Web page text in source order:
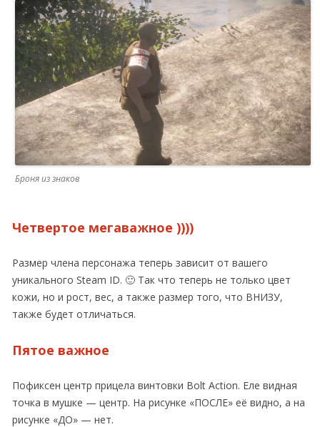
Броня из знаков
Четвертое мегаважное ))))
Размер члена персонажа теперь зависит от вашего
уникального Steam ID. 🙂 Так что теперь не только цвет
кожи, но и рост, вес, а также размер того, что ВНИЗУ,
также будет отличаться.
Пятое важное
Пофиксен центр прицела винтовки Bolt Action. Еле видная
точка в мушке — центр. На рисунке «ПОСЛЕ» её видно, а на
рисунке «ДО» — нет.